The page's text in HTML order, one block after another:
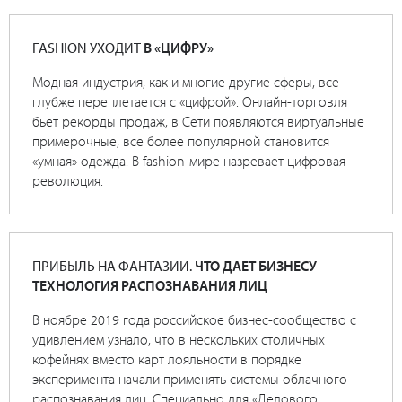
FASHION УХОДИТ В «ЦИФРУ»
Модная индустрия, как и многие другие сферы, все
глубже переплетается с «цифрой». Онлайн-торговля
бьет рекорды продаж, в Сети появляются виртуальные
примерочные, все более популярной становится
«умная» одежда. В fashion-мире назревает цифровая
революция.
ПРИБЫЛЬ НА ФАНТАЗИИ. ЧТО ДАЕТ БИЗНЕСУ
ТЕХНОЛОГИЯ РАСПОЗНАВАНИЯ ЛИЦ
В ноябре 2019 года российское бизнес-сообщество с
удивлением узнало, что в нескольких столичных
кофейнях вместо карт лояльности в порядке
эксперимента начали применять системы облачного